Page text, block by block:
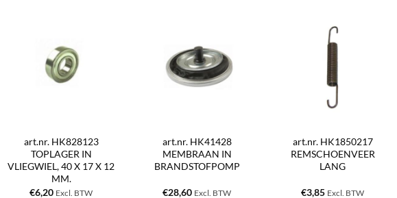
art.nr. HK828123
TOPLAGER IN
VLIEGWIEL, 40 X 17 X 12
MM.
€6,20 Excl. BTW
art.nr. HK41428
MEMBRAAN IN
BRANDSTOFPOMP
€28,60 Excl. BTW
art.nr. HK1850217
REMSCHOENVEER
LANG
€3,85 Excl. BTW